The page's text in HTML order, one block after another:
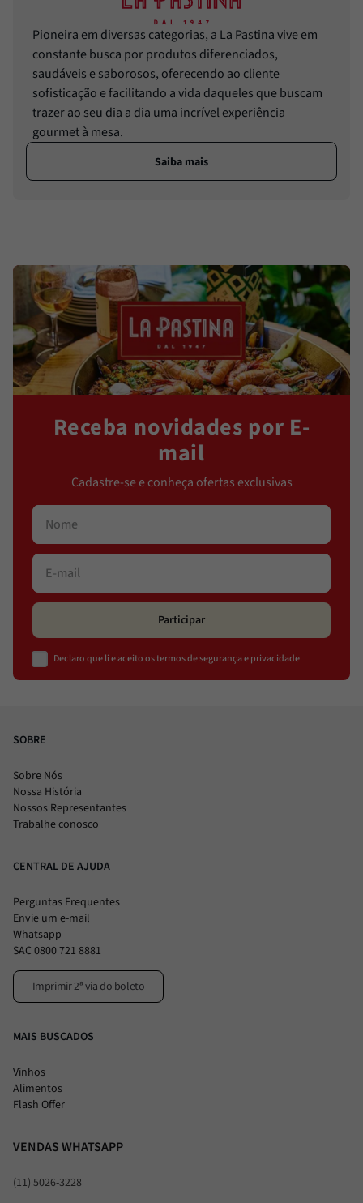
Pioneira em diversas categorias, a La Pastina vive em
constante busca por produtos diferenciados,
saudáveis e saborosos, oferecendo ao cliente
sofisticação e facilitando a vida daqueles que buscam
trazer ao seu dia a dia uma incrível experiência
gourmet à mesa.
Saiba mais
Receba novidades por E-
mail
Cadastre-se e conheça ofertas exclusivas
Participar
Declaro que li e aceito os termos de segurança e privacidade
SOBRE
Sobre Nós
Nossa História
Nossos Representantes
Trabalhe conosco
CENTRAL DE AJUDA
Perguntas Frequentes
Envie um e-mail
Whatsapp
SAC 0800 721 8881
Imprimir 2ª via do boleto
MAIS BUSCADOS
Vinhos
Alimentos
Flash Offer
VENDAS WHATSAPP
(11) 5026-3228